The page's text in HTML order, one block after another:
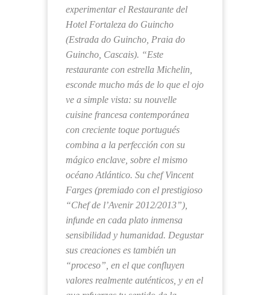
experimentar el Restaurante del
Hotel Fortaleza do Guincho
(Estrada do Guincho, Praia do
Guincho, Cascais). “Este
restaurante con estrella Michelin,
esconde mucho más de lo que el ojo
ve a simple vista: su nouvelle
cuisine francesa contemporánea
con creciente toque portugués
combina a la perfección con su
mágico enclave, sobre el mismo
océano Atlántico. Su chef Vincent
Farges (premiado con el prestigioso
“Chef de l’Avenir 2012/2013”),
infunde en cada plato inmensa
sensibilidad y humanidad. Degustar
sus creaciones es también un
“proceso”, en el que confluyen
valores realmente auténticos, y en el